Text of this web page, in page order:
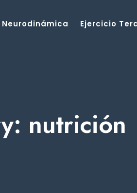
Neurodinámica Ejercicio
nutrición